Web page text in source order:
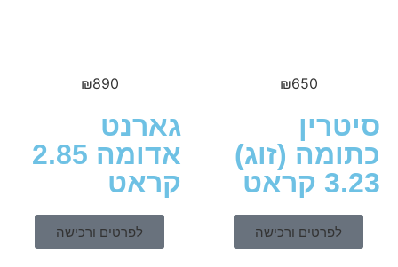
(זוג)
לפרטים ורכישה
גארנט
אדומה 2.85
קראט
לפרטים ורכישה